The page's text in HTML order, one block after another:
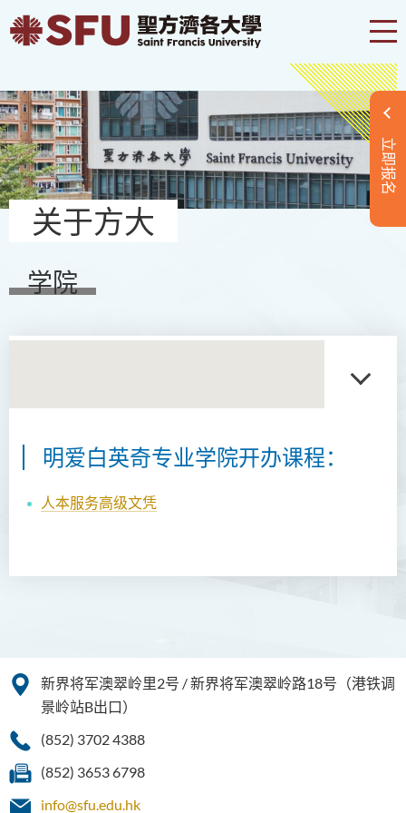
立即报名
关于方大
学院
明爱白英奇专业学院开办课程：
人本服务高级文凭
新界将军澳翠岭里2号 / 新界将军澳翠岭路18号（港铁调
景岭站B出口）
(852) 3702 4388
(852) 3653 6798
info@sfu.edu.hk